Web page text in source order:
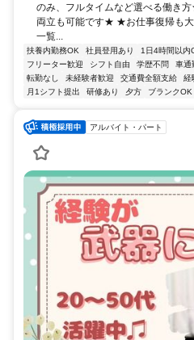
のみ、フルタイムなど選べる働き
両立も可能です★ ★お仕事復帰も
一覧...
扶養内勤務OK 社員登用あり 1日4時間以内
フリーター歓迎
シフト自由 学歴不問 車通
転勤なし
未経験者歓迎 交通費全額支給 経
月1シフト提出
研修あり 夕方 ブランクOK
アルバイト・パート